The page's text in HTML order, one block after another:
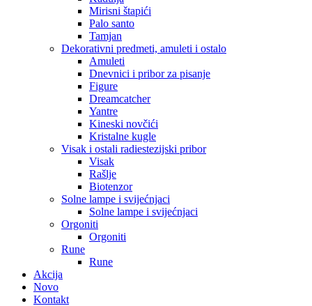
Mirisni štapići
Palo santo
Tamjan
Dekorativni predmeti, amuleti i ostalo
Amuleti
Dnevnici i pribor za pisanje
Figure
Dreamcatcher
Yantre
Kineski novčići
Kristalne kugle
Visak i ostali radiestezijski pribor
Visak
Rašlje
Biotenzor
Solne lampe i svijećnjaci
Solne lampe i svijećnjaci
Orgoniti
Orgoniti
Rune
Rune
Akcija
Novo
Kontakt